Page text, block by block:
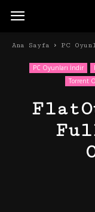
Ana Sayfa PC
PC Oyunları İndir
Torrent